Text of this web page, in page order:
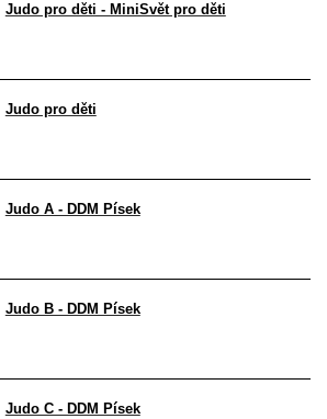
Judo pro děti - MiniSvět pro děti
Judo pro děti
Judo A - DDM Písek
Judo B - DDM Písek
Judo C - DDM Písek